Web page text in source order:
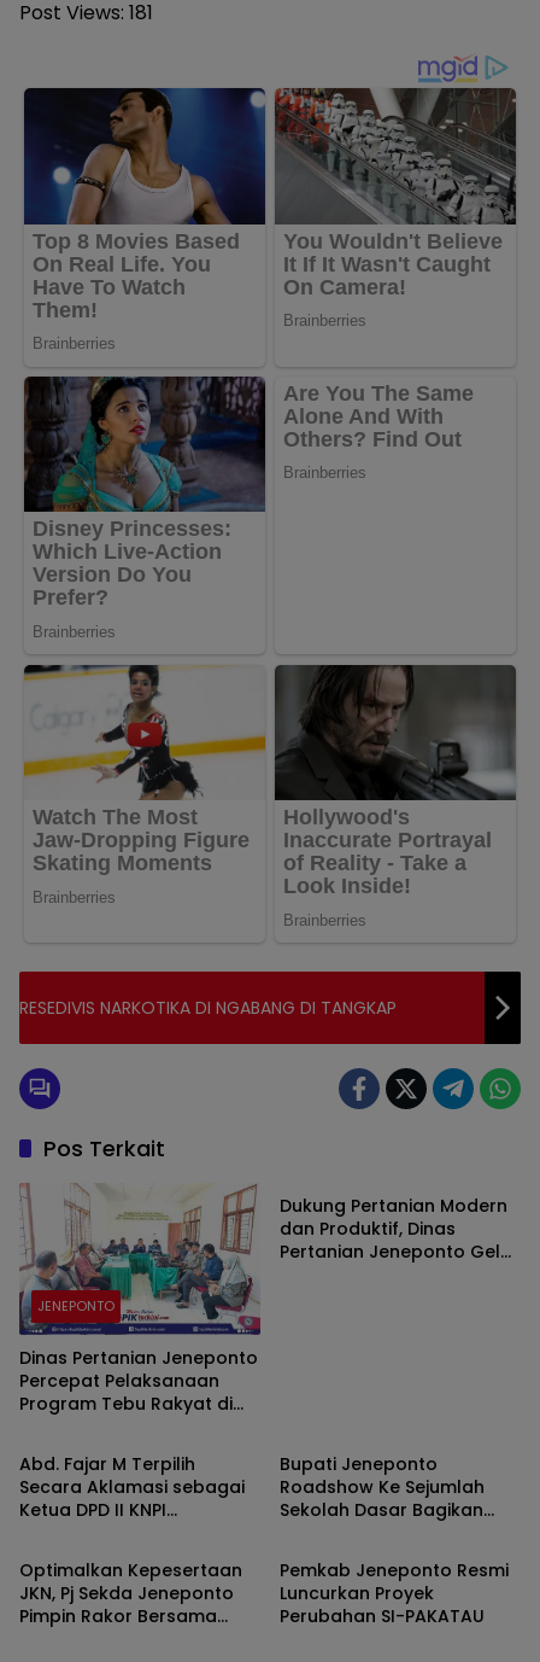
Post Views: 181
RESEDIVIS NARKOTIKA DI NGABANG DI TANGKAP
Pos Terkait
JENEPONTO
Dinas Pertanian Jeneponto
Percepat Pelaksanaan
Program Tebu Rakyat di
Dukung Pertanian Modern
dan Produktif, Dinas
Pertanian Jeneponto Gelar
JENEPONTO
Abd. Fajar M Terpilih
Secara Aklamasi sebagai
Ketua DPD II KNPI
Bupati Jeneponto
Roadshow Ke Sejumlah
Sekolah Dasar Bagikan
JENEPONTO
Optimalkan Kepesertaan
JKN, Pj Sekda Jeneponto
Pimpin Rakor Bersama
JENEPONTO
Pemkab Jeneponto Resmi
Luncurkan Proyek
Perubahan SI-PAKATAU